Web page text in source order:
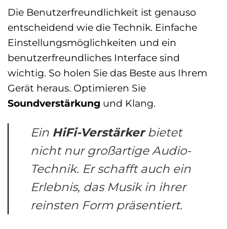
Die Benutzerfreundlichkeit ist genauso
entscheidend wie die Technik. Einfache
Einstellungsmöglichkeiten und ein
benutzerfreundliches Interface sind
wichtig. So holen Sie das Beste aus Ihrem
Gerät heraus. Optimieren Sie
Soundverstärkung und Klang.
Ein HiFi-Verstärkerbietet
nicht nur großartige Audio-
Technik. Er schafft auch ein
Erlebnis, das Musik in ihrer
reinsten Form präsentiert.